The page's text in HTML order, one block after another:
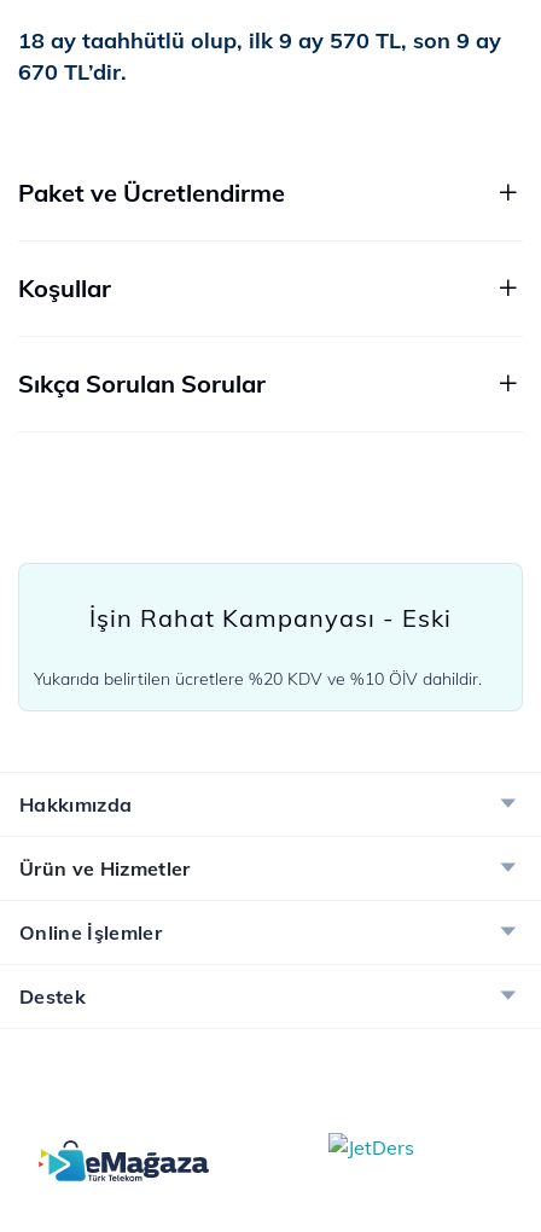
18 ay taahhütlü olup, ilk 9 ay 570 TL, son 9 ay
670 TL’dir.
Paket ve Ücretlendirme
Koşullar
Sıkça Sorulan Sorular
İşin Rahat Kampanyası - Eski
Yukarıda belirtilen ücretlere %20 KDV ve %10 ÖİV dahildir.
Hakkımızda
Ürün ve Hizmetler
Online İşlemler
Destek